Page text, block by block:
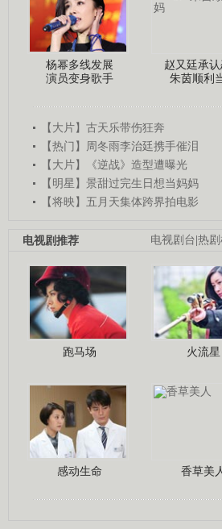
杨幂多线发展
演员变身歌手
赵又廷承
朱茵顺利
【大片】古天乐带伤狂奔
【热门】周冬雨李治廷携手催泪
【大片】《逆战》造型遭曝光
【明星】景甜过完生日想当妈妈
【将映】五月天集体跨界拍电影
电视剧台|热
电视剧推荐
跑马场 火流星
感动生命 香草美